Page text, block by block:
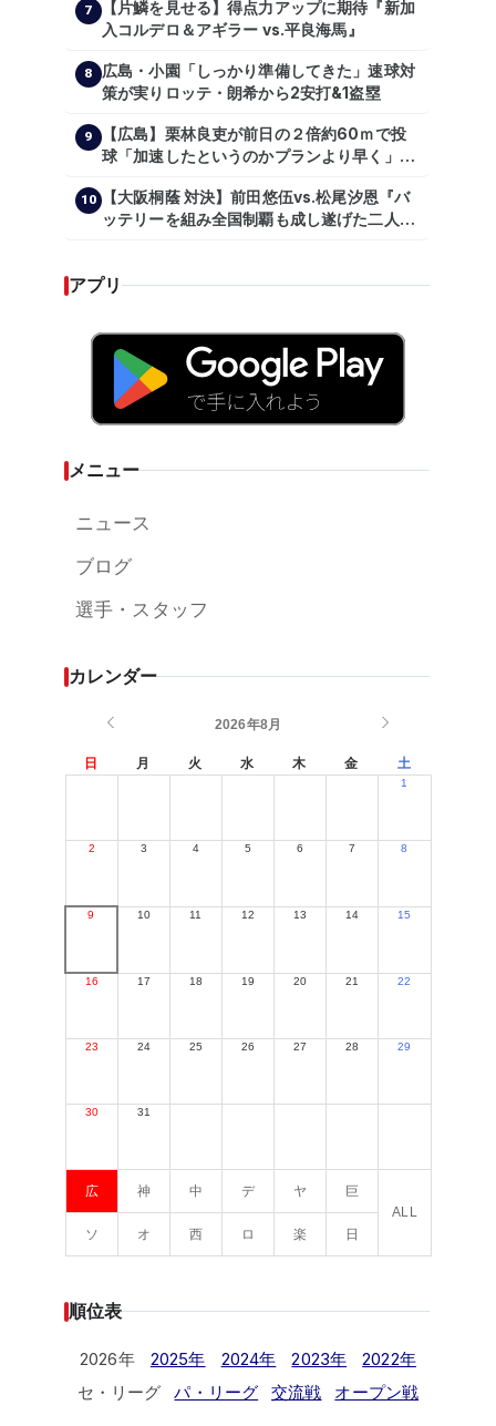
7
【片鱗を見せる】得点力アップに期待『新加
入コルデロ＆アギラー vs.平良海馬』
8
広島・小園「しっかり準備してきた」速球対
策が実りロッテ・朗希から2安打&1盗塁
9
【広島】栗林良吏が前日の２倍約60ｍで投
球「加速したというのかプランより早く」自
10
【大阪桐蔭 対決】前田悠伍vs.松尾汐恩『バ
ッテリーを組み全国制覇も成し遂げた二人
アプリ
メニュー
ニュース
ブログ
選手・スタッフ
カレンダー
2026年8月
日 月 火 水 木 金 土
1
2 3 4 5 6 7 8
9 10 11 12 13 14 15
16 17 18 19 20 21 22
23 24 25 26 27 28 29
30 31
広 神 中 デ ヤ
巨
ALL
ソ
オ 西 ロ 楽 日
順位表
2026年 2025年 2024年 2023年
2022年
セ・リーグ
パ・リーグ 交流戦 オープン戦